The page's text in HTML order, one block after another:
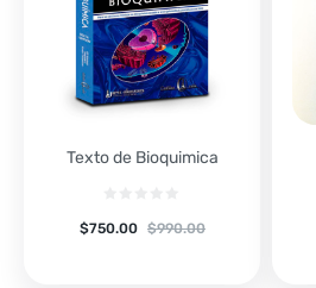
Texto de Bioquimica
$990.00
$750.00